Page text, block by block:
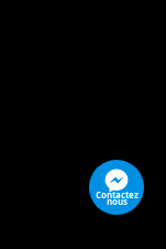
Contactez
nous